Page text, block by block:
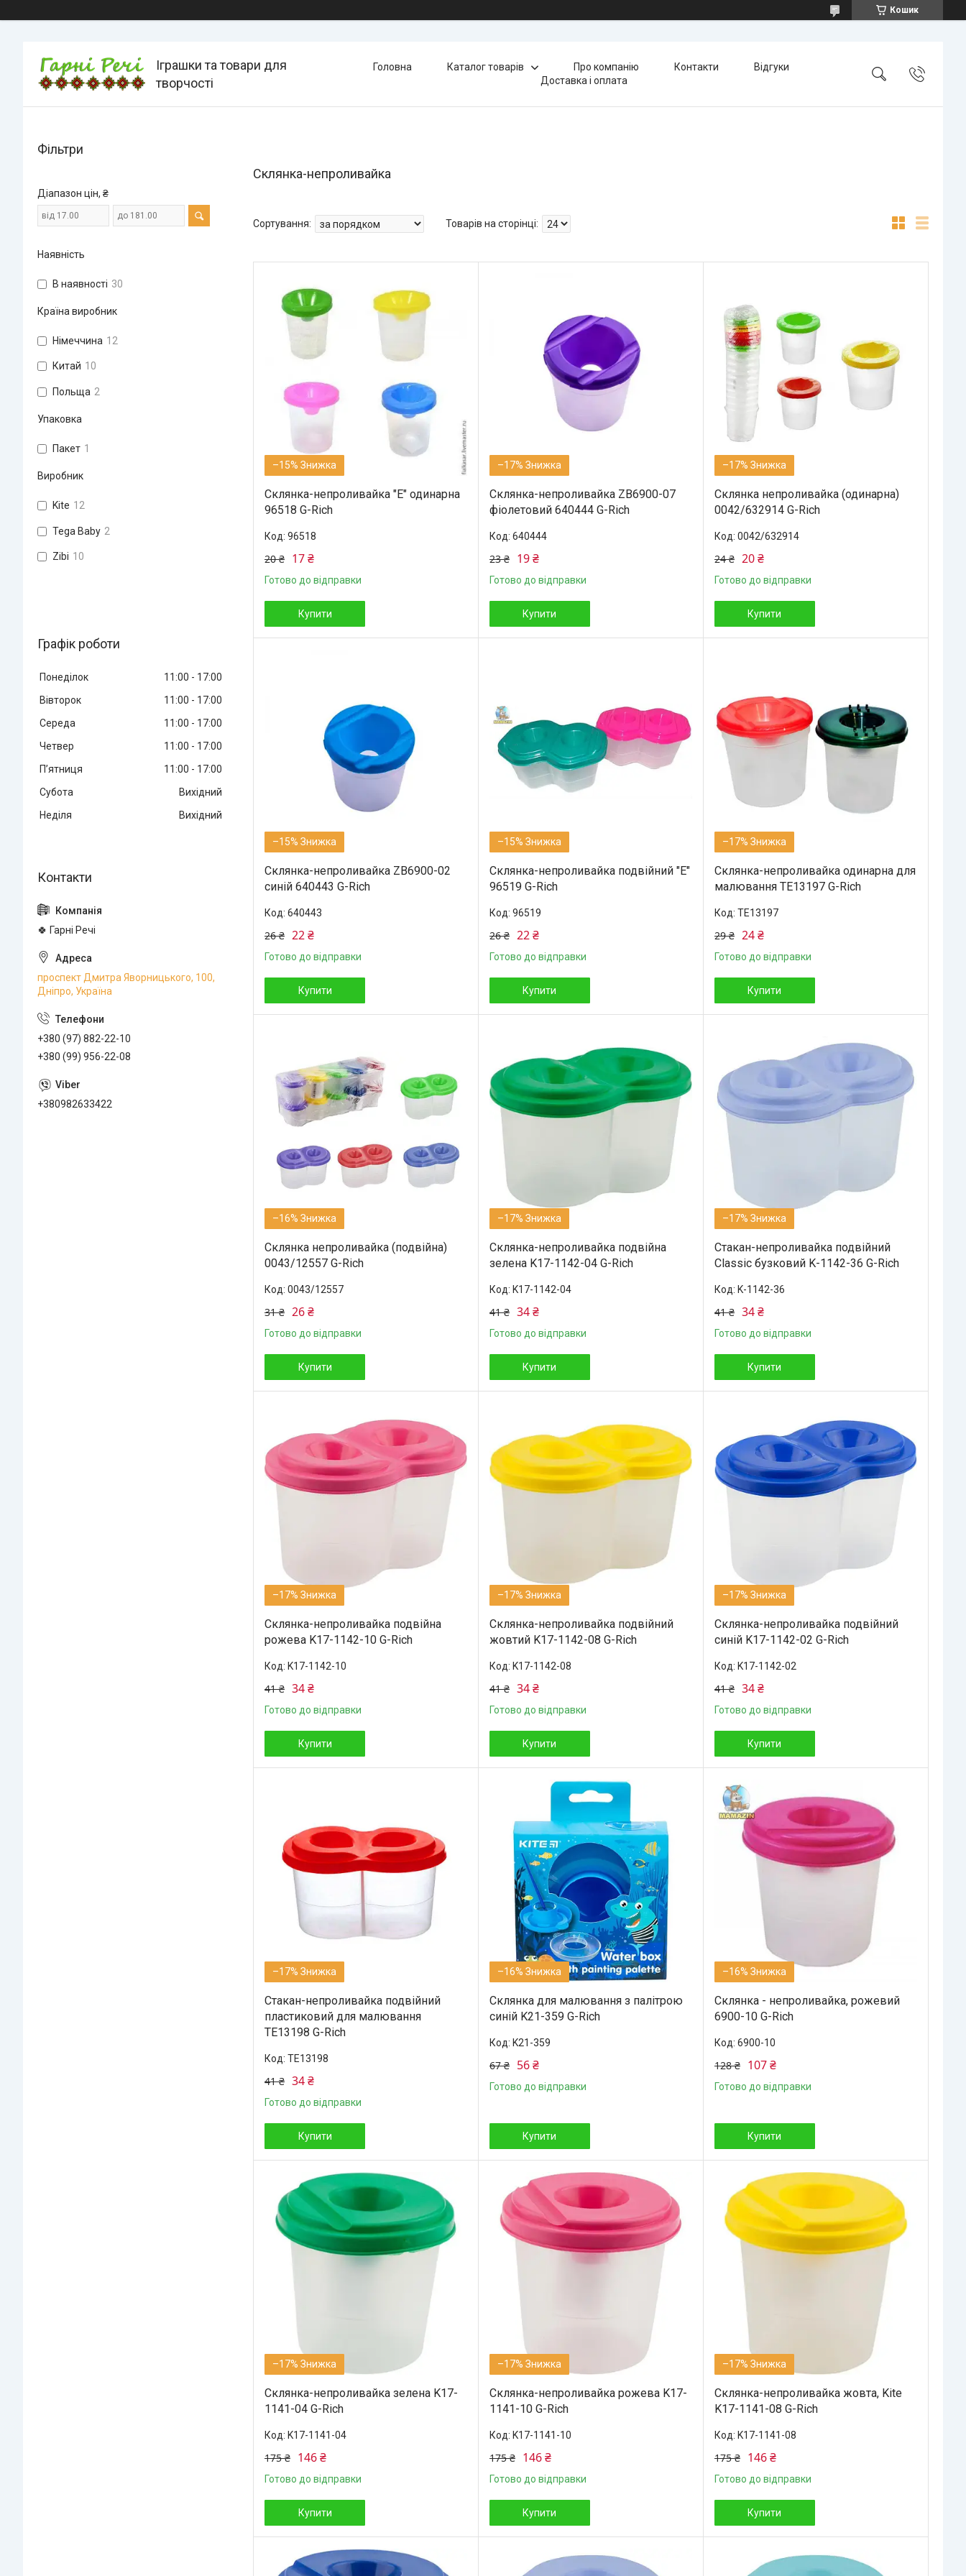
Кошик
Іграшки та товари для
творчості
Головна Каталог товарів Про компанію Контакти
Відгуки
Доставка і оплата
Склянка-непроливайка
–15%
Склянка-непроливайка "Е" одинарна
96518 G-Rich
96518
20 ₴ 17 ₴
Готово до відправки
Купити
–17%
Склянка-непроливайка ZB6900-07
фіолетовий 640444 G-Rich
640444
23 ₴ 19 ₴
Готово до відправки
Купити
–17%
Склянка непроливайка (одинарна)
0042/632914 G-Rich
0042/632914
24 ₴ 20 ₴
Готово до відправки
Купити
–15%
Склянка-непроливайка ZB6900-02
синій 640443 G-Rich
640443
26 ₴ 22 ₴
Готово до відправки
Купити
–15%
Склянка-непроливайка подвійний "Е"
96519 G-Rich
96519
26 ₴ 22 ₴
Готово до відправки
Купити
–17%
Склянка-непроливайка одинарна для
малювання ТЕ13197 G-Rich
ТЕ13197
29 ₴ 24 ₴
Готово до відправки
Купити
–16%
Склянка непроливайка (подвійна)
0043/12557 G-Rich
0043/12557
31 ₴ 26 ₴
Готово до відправки
Купити
–17%
Склянка-непроливайка подвійна
зелена K17-1142-04 G-Rich
K17-1142-04
41 ₴ 34 ₴
Готово до відправки
Купити
–17%
Стакан-непроливайка подвійний
Classic бузковий K-1142-36 G-Rich
K-1142-36
41 ₴ 34 ₴
Готово до відправки
Купити
–17%
Склянка-непроливайка подвійна
рожева K17-1142-10 G-Rich
K17-1142-10
41 ₴ 34 ₴
Готово до відправки
Купити
–17%
Склянка-непроливайка подвійний
жовтий K17-1142-08 G-Rich
K17-1142-08
41 ₴ 34 ₴
Готово до відправки
Купити
–17%
Склянка-непроливайка подвійний
синій K17-1142-02 G-Rich
K17-1142-02
41 ₴ 34 ₴
Готово до відправки
Купити
–17%
Стакан-непроливайка подвійний
пластиковий для малювання
ТЕ13198 G-Rich
ТЕ13198
41 ₴ 34 ₴
Готово до відправки
Купити
–16%
Склянка для малювання з палітрою
синій K21-359 G-Rich
K21-359
67 ₴ 56 ₴
Готово до відправки
Купити
–16%
Склянка - непроливайка, рожевий
6900-10 G-Rich
6900-10
128 ₴ 107 ₴
Готово до відправки
Купити
–17%
Склянка-непроливайка зелена K17-
1141-04 G-Rich
K17-1141-04
175 ₴ 146 ₴
Готово до відправки
Купити
–17%
Склянка-непроливайка рожева K17-
1141-10 G-Rich
K17-1141-10
175 ₴ 146 ₴
Готово до відправки
Купити
–17%
Склянка-непроливайка жовта, Kite
K17-1141-08 G-Rich
K17-1141-08
175 ₴ 146 ₴
Готово до відправки
Купити
Фільтри
Діапазон цін, ₴
Наявність
В наявності 30
Країна виробник
Німеччина 12
Китай 10
Польща 2
Упаковка
Пакет 1
Виробник
Kite 12
Tega Baby 2
Zibi 10
Графік роботи
Понеділок 11:00
17:00
Вівторок
11:00
17:00
Середа
11:00
17:00
Четвер
11:00
17:00
Пʼятниця
11:00
17:00
Субота
Вихідний
Неділя
Вихідний
🍀 Гарні Речі
проспект Дмитра Яворницького, 100,
Дніпро, Україна
+380 (97) 882-22-10
+380 (99) 956-22-08
+380982633422